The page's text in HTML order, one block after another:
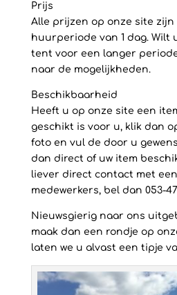
Prijs
Alle prijzen op onze site zijn
huurperiode van 1 dag. Wilt
tent voor een langer
naar de mogelijkheden.
Beschikbaarheid
Heeft u op onze site een
geschikt is voor u, klik dan
foto en vul de door u
dan direct of uw item
liever direct contact met
medewerkers, bel dan 053-
Nieuwsgierig naar ons
maak dan een rondje op
laten we u alvast een tipje